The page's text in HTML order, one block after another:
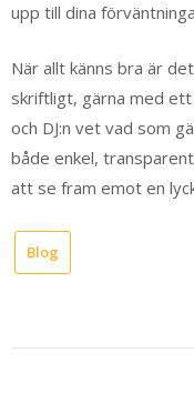
upp till dina
När allt känns bra är
skriftligt, gärna med
och DJ:n vet vad som
både enkel,
att se fram emot en
Blog